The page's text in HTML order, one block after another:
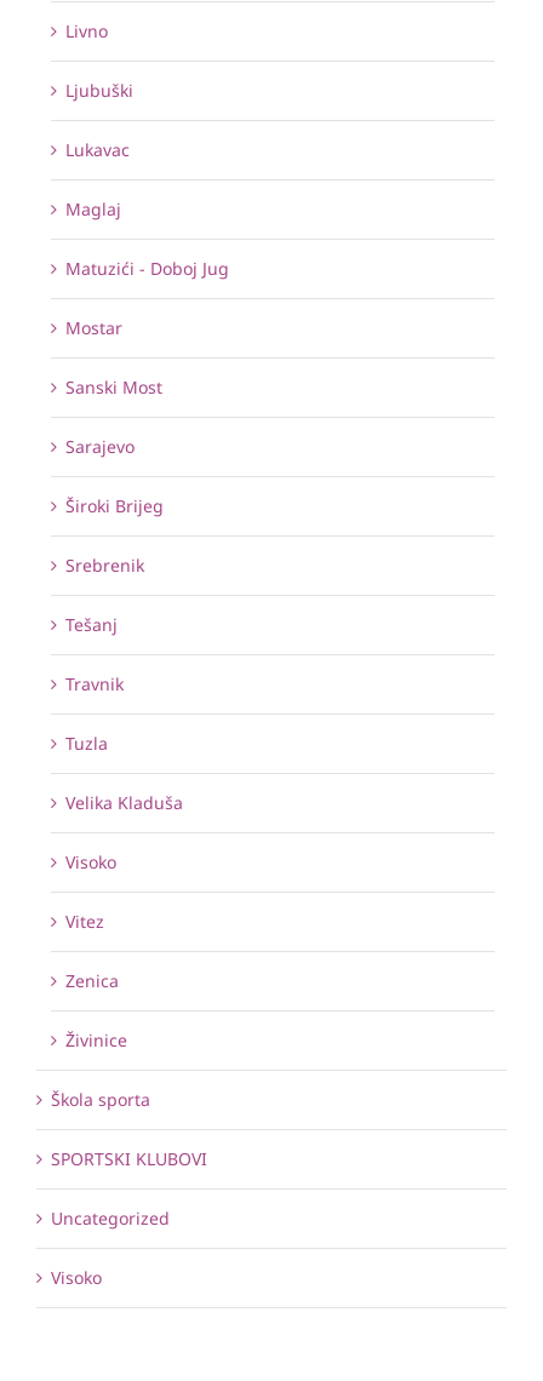
Livno
Ljubuški
Lukavac
Maglaj
Matuzići - Doboj Jug
Mostar
Sanski Most
Sarajevo
Široki Brijeg
Srebrenik
Tešanj
Travnik
Tuzla
Velika Kladuša
Visoko
Vitez
Zenica
Živinice
Škola sporta
SPORTSKI KLUBOVI
Uncategorized
Visoko